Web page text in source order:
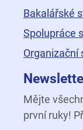
Bakalářské
Spolupráce
Organizační
Mějte
první ruky!